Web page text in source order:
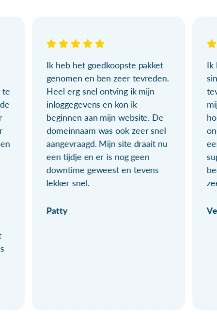
te
Ik heb het goedkoopste pakket
genomen en ben zeer tevreden.
Heel erg snel ontving ik mijn
inloggegevens en kon ik
beginnen aan mijn website. De
domeinnaam was ook zeer snel
aangevraagd. Mijn site draait nu
een tijdje en er is nog geen
downtime geweest en tevens
lekker snel.
Patty
Ik